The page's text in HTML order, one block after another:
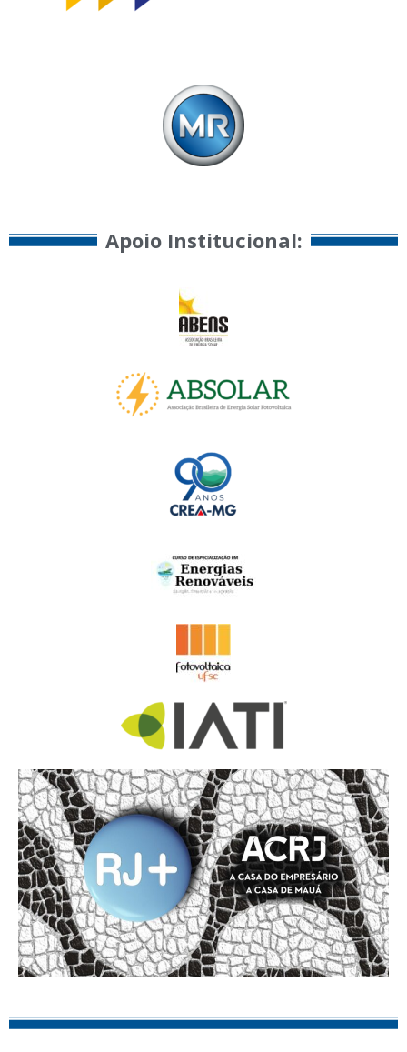
Apoio Institucional:​